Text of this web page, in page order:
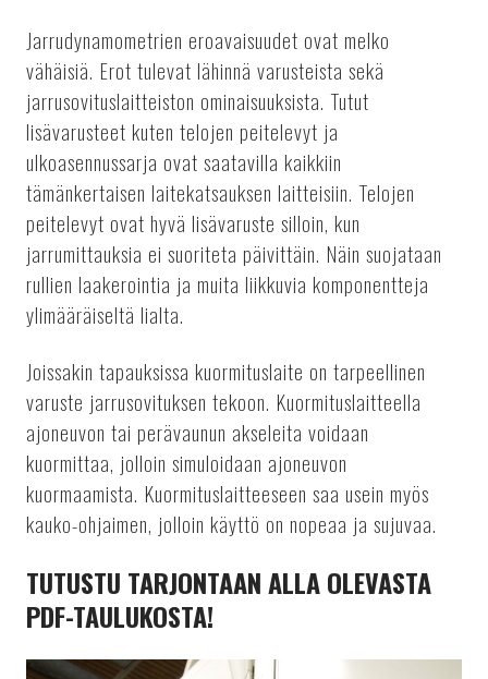
Jarrudynamometrien eroavaisuudet ovat melko
vähäisiä. Erot tulevat lähinnä varusteista sekä
jarrusovituslaitteiston ominaisuuksista. Tutut
lisävarusteet kuten telojen peitelevyt ja
ulkoasennussarja ovat saatavilla kaikkiin
tämänkertaisen laitekatsauksen laitteisiin. Telojen
peitelevyt ovat hyvä lisävaruste silloin, kun
jarrumittauksia ei suoriteta päivittäin. Näin suojataan
rullien laakerointia ja muita liikkuvia komponentteja
ylimääräiseltä lialta.
Joissakin tapauksissa kuormituslaite on tarpeellinen
varuste jarrusovituksen tekoon. Kuormituslaitteella
ajoneuvon tai perävaunun akseleita voidaan
kuormittaa, jolloin simuloidaan ajoneuvon
kuormaamista. Kuormituslaitteeseen saa usein myös
kauko-ohjaimen, jolloin käyttö on nopeaa ja sujuvaa.
TUTUSTU TARJONTAAN ALLA OLEVASTA
PDF-TAULUKOSTA!